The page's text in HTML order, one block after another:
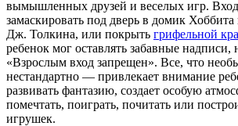
вымышленных друзей и веселых игр.
замаскировать под дверь в домик Хоббита
Дж. Толкина, или покрыть грифельной
ребенок мог оставлять забавные надписи,
«Взрослым вход запрещен». Все, что
нестандартно — привлекает внимание
развивать фантазию, создает особую
помечтать, поиграть, почитать или
игрушек.